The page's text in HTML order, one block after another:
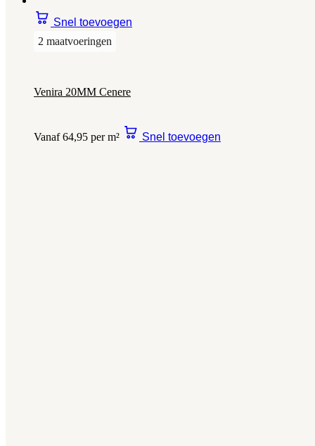
Snel toevoegen
2 maatvoeringen
Venira 20MM Cenere
Vanaf 64,95 per m² Snel toevoegen